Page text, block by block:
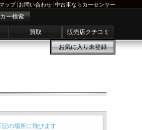
ップ|お問い合わせ |中古車ならカーセンサー
ー検索
買取 販売店クチコミ
お気に入り未登録
記の場所に飛びます